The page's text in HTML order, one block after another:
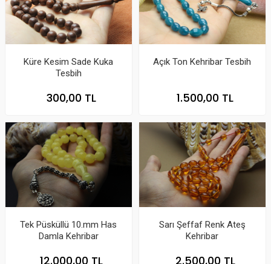
Küre Kesim Sade Kuka
Tesbih
300,00 TL
Açık Ton Kehribar Tesbih
1.500,00 TL
Tek Püsküllü 10.mm Has
Damla Kehribar
12.000,00 TL
Sarı Şeffaf Renk Ateş
Kehribar
2.500,00 TL